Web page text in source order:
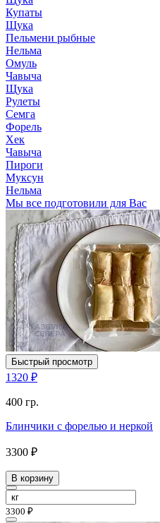
Купаты
Щука
Пельмени рыбные
Нельма
Омуль
Чавыча
Щука
Рулеты
Семга
Форель
Хек
Чавыча
Пироги
Муксун
Нельма
Мы все подготовили для Вас
Быстрый просмотр
1320 ₽
400 гр.
Блинчики с форелью и неркой
3300 ₽
В корзину
3300 ₽